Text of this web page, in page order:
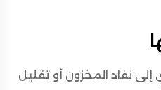
نفاد المخزون أو تقليل